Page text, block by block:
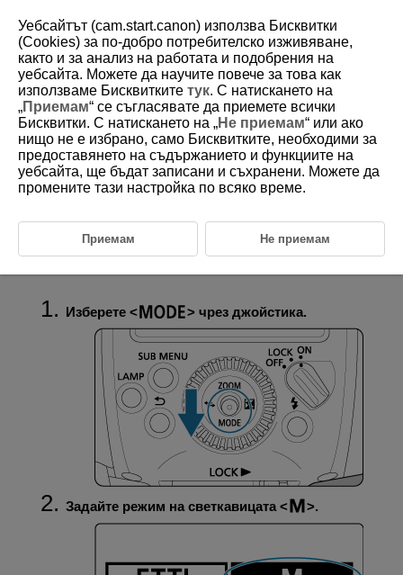
D393-050
Безжичен контрол на няколко
светкавици със съотношение на
мощностите
Тази секция описва процедурата за снимане с безжично управление
зададете мощността на светкавицата през стъпка 1/3 в диапазона
от пълна мощност (1/1) до мощност 1/128 за всяка група
светкавици. Всички настройки се конфигурират чрез предаващата
Изберете чрез джойстика.
Задайте режим на светкавицата .
Уебсайтът (cam.start.canon) използва Бисквитки
(Cookies) за по-добро потребителско изживяване,
както и за анализ на работата и подобрения на
уебсайта. Можете да научите повече за това как
използваме Бисквитките тук. С натискането на
„Приемам“ се съгласявате да приемете всички
Бисквитки. С натискането на „Не приемам“ или ако
нищо не е избрано, само Бисквитките, необходими за
предоставянето на съдържанието и функциите на
уебсайта, ще бъдат записани и съхранени. Можете да
промените тази настройка по всяко време.
Приемам Не приемам